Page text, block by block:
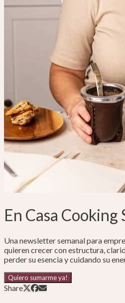
En Casa Cooking
Una newsletter semanal para
quieren crecer con estructura,
perder su esencia y cuidando su
Quiero sumarme ya!
Share